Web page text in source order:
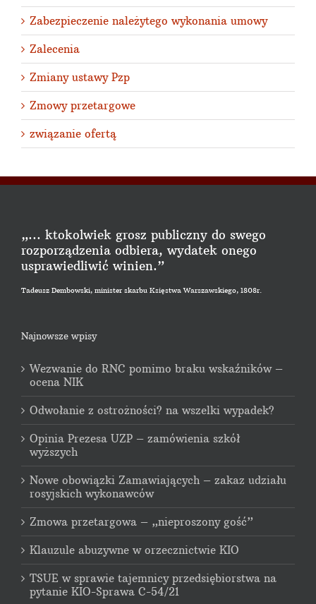
Zabezpieczenie należytego wykonania umowy
Zalecenia
Zmiany ustawy Pzp
Zmowy przetargowe
związanie ofertą
„... ktokolwiek grosz publiczny do swego
rozporządzenia odbiera, wydatek onego
usprawiedliwić winien.”
Tadeusz Dembowski, minister skarbu Księstwa Warszawskiego, 1808r.
Najnowsze wpisy
Wezwanie do RNC pomimo braku wskaźników –
ocena NIK
Odwołanie z ostrożności? na wszelki wypadek?
Opinia Prezesa UZP – zamówienia szkół
wyższych
Nowe obowiązki Zamawiających – zakaz udziału
rosyjskich wykonawców
Zmowa przetargowa – „nieproszony gość”
Klauzule abuzywne w orzecznictwie KIO
TSUE w sprawie tajemnicy przedsiębiorstwa na
pytanie KIO-Sprawa C-54/21